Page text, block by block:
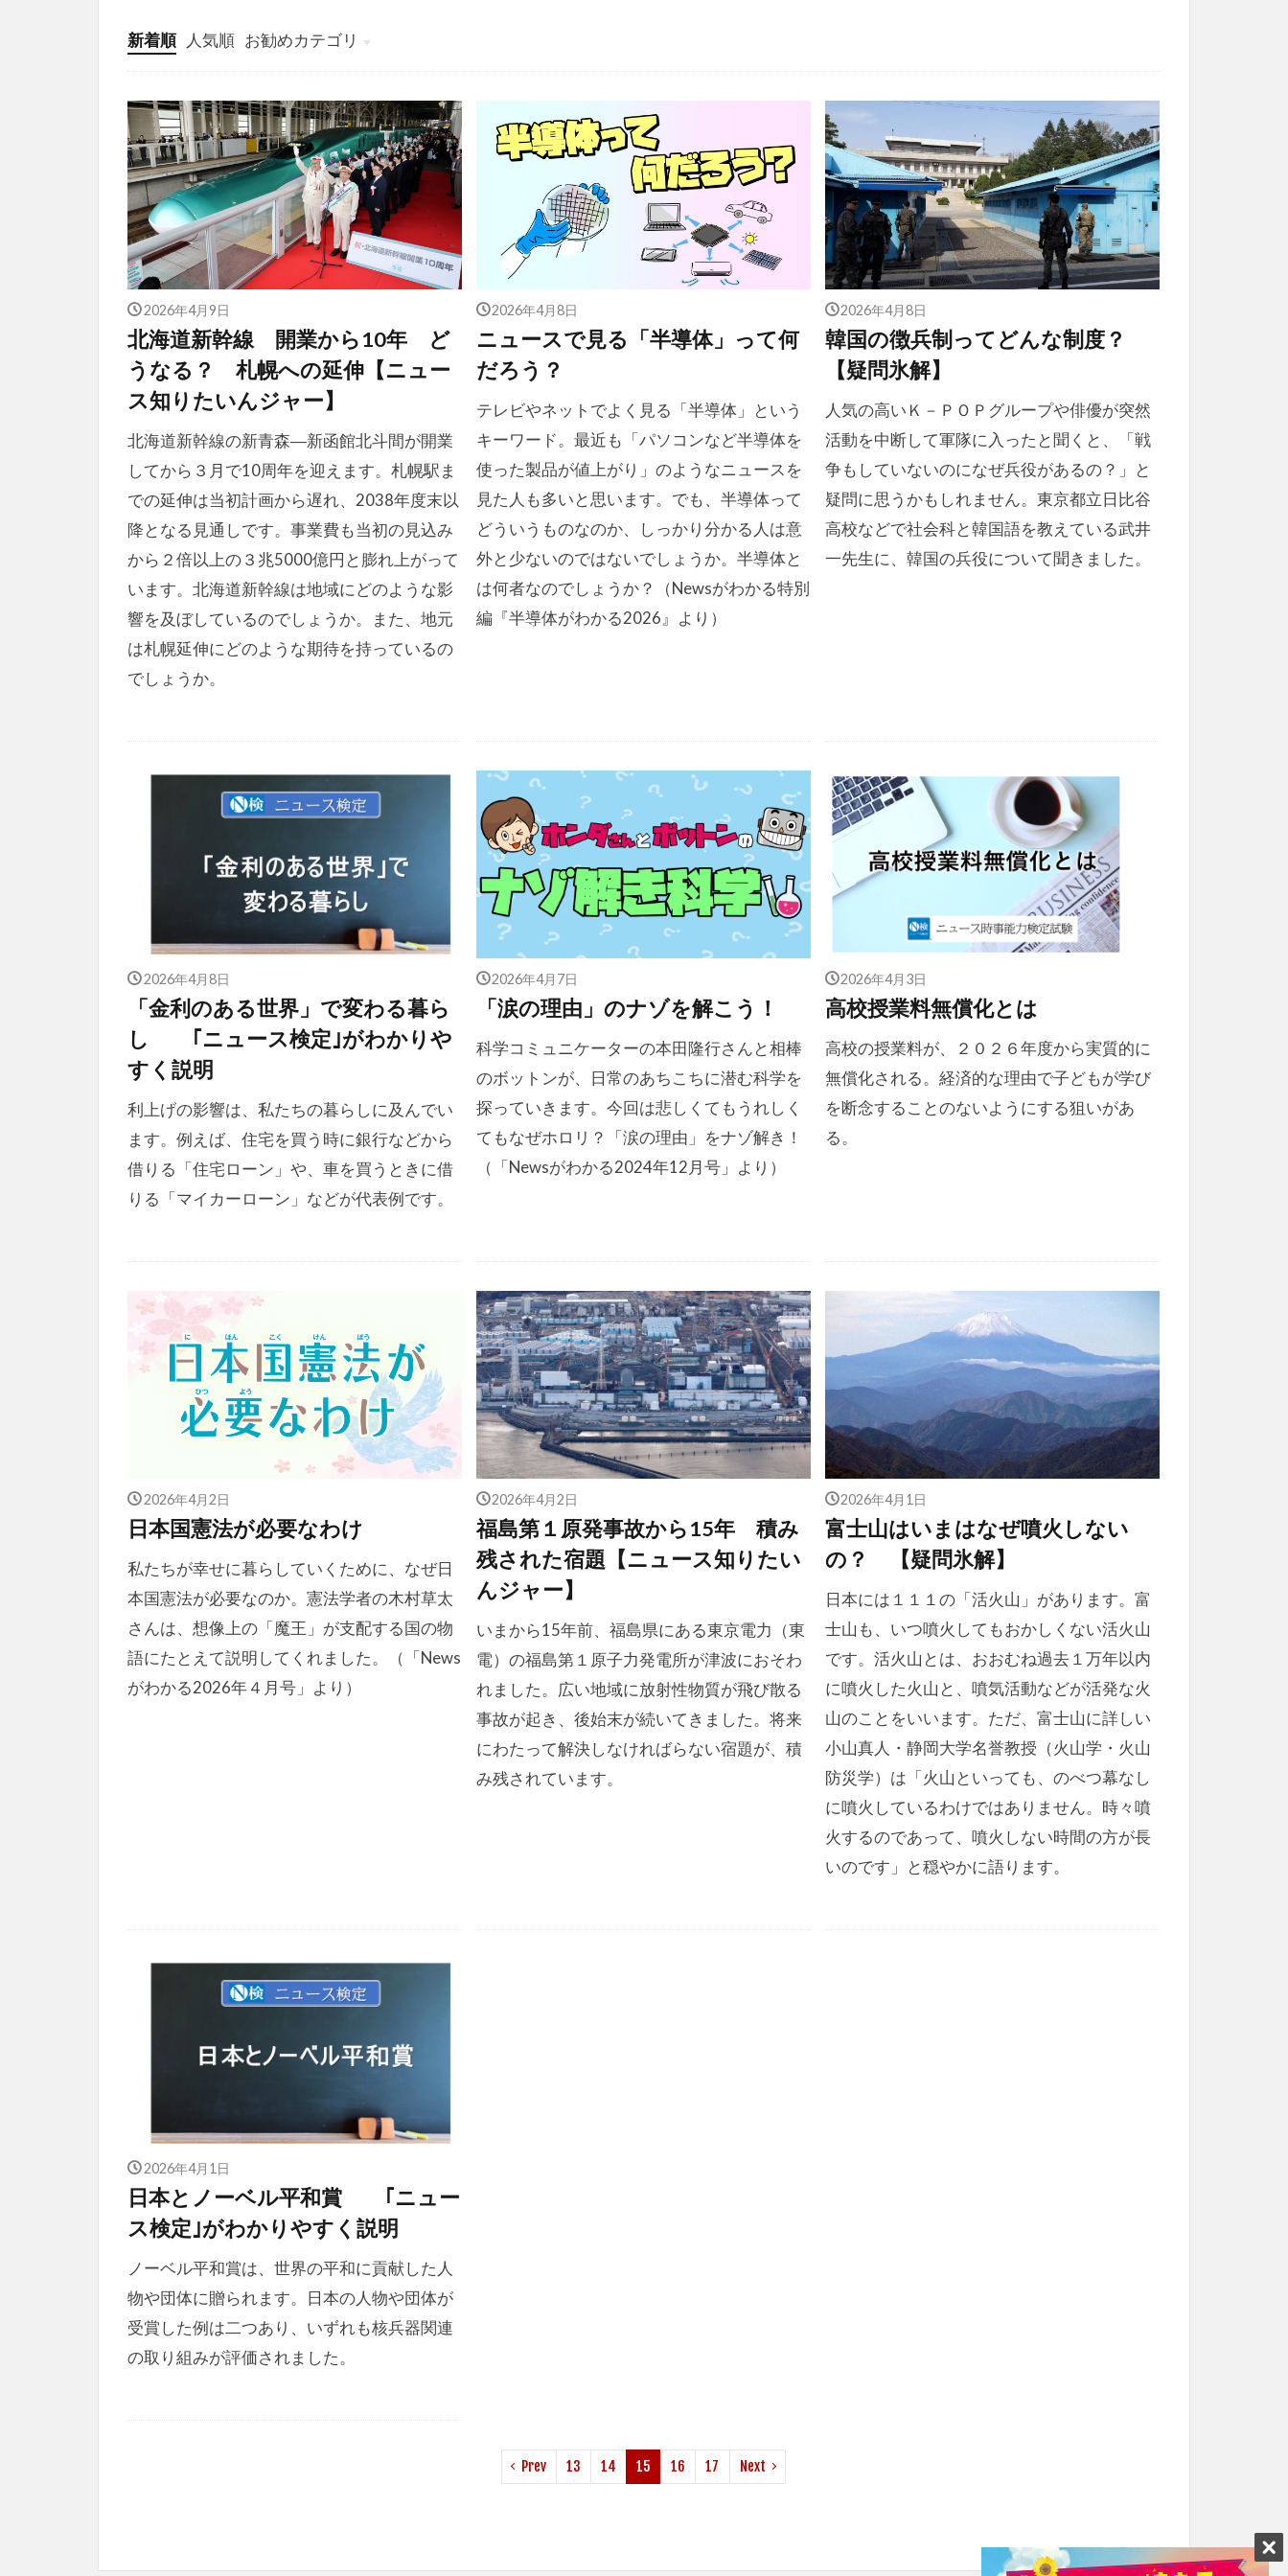
新着順 人気順 お勧めカテゴリ
投稿
学び
マンガ
電子書籍
2026年4月9日
北海道新幹線 開業から10年 ど
うなる？ 札幌への延伸【ニュー
ス知りたいんジャー】
北海道新幹線の新青森―新函館北斗間が開業
してから３月で10周年を迎えます。札幌駅ま
での延伸は当初計画から遅れ、2038年度末以
降となる見通しです。事業費も当初の見込み
から２倍以上の３兆5000億円と膨れ上がって
います。北海道新幹線は地域にどのような影
響を及ぼしているのでしょうか。また、地元
は札幌延伸にどのような期待を持っているの
でしょうか。
2026年4月8日
ニュースで見る「半導体」って何
だろう？
テレビやネットでよく見る「半導体」という
キーワード。最近も「パソコンなど半導体を
使った製品が値上がり」のようなニュースを
見た人も多いと思います。でも、半導体って
どういうものなのか、しっかり分かる人は意
外と少ないのではないでしょうか。半導体と
は何者なのでしょうか？（Newsがわかる特別
編『半導体がわかる2026』より）
2026年4月8日
韓国の徴兵制ってどんな制度？
【疑問氷解】
人気の高いＫ－ＰＯＰグループや俳優が突然
活動を中断して軍隊に入ったと聞くと、「戦
争もしていないのになぜ兵役があるの？」と
疑問に思うかもしれません。東京都立日比谷
高校などで社会科と韓国語を教えている武井
一先生に、韓国の兵役について聞きました。
2026年4月8日
「金利のある世界」で変わる暮ら
し ｢ニュース検定｣がわかりや
すく説明
利上げの影響は、私たちの暮らしに及んでい
ます。例えば、住宅を買う時に銀行などから
借りる「住宅ローン」や、車を買うときに借
りる「マイカーローン」などが代表例です。
2026年4月7日
「涙の理由」のナゾを解こう！
科学コミュニケーターの本田隆行さんと相棒
のボットンが、日常のあちこちに潜む科学を
探っていきます。今回は悲しくてもうれしく
てもなぜホロリ？「涙の理由」をナゾ解き！
（「Newsがわかる2024年12月号」より）
2026年4月3日
高校授業料無償化とは
高校の授業料が、２０２６年度から実質的に
無償化される。経済的な理由で子どもが学び
を断念することのないようにする狙いがあ
る。
2026年4月2日
日本国憲法が必要なわけ
私たちが幸せに暮らしていくために、なぜ日
本国憲法が必要なのか。憲法学者の木村草太
さんは、想像上の「魔王」が支配する国の物
語にたとえて説明してくれました。（「News
がわかる2026年４月号」より）
2026年4月2日
福島第１原発事故から15年 積み
残された宿題【ニュース知りたい
んジャー】
いまから15年前、福島県にある東京電力（東
電）の福島第１原子力発電所が津波におそわ
れました。広い地域に放射性物質が飛び散る
事故が起き、後始末が続いてきました。将来
にわたって解決しなければらない宿題が、積
み残されています。
2026年4月1日
富士山はいまはなぜ噴火しない
の？ 【疑問氷解】
日本には１１１の「活火山」があります。富
士山も、いつ噴火してもおかしくない活火山
です。活火山とは、おおむね過去１万年以内
に噴火した火山と、噴気活動などが活発な火
山のことをいいます。ただ、富士山に詳しい
小山真人・静岡大学名誉教授（火山学・火山
防災学）は「火山といっても、のべつ幕なし
に噴火しているわけではありません。時々噴
火するのであって、噴火しない時間の方が長
いのです」と穏やかに語ります。
2026年4月1日
日本とノーベル平和賞 ｢ニュー
ス検定｣がわかりやすく説明
ノーベル平和賞は、世界の平和に貢献した人
物や団体に贈られます。日本の人物や団体が
受賞した例は二つあり、いずれも核兵器関連
の取り組みが評価されました。
Prev 13 14 15 16 17 Next